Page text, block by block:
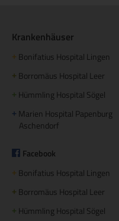
Krankenhäuser
+ Bonifatius Hospital Lingen
+ Borromäus Hospital Leer
+ Hümmling Hospital Sögel
+ Marien Hospital Papenburg
Aschendorf
Facebook
+ Bonifatius Hospital Lingen
+ Borromäus Hospital Leer
+ Hümmling Hospital Sögel